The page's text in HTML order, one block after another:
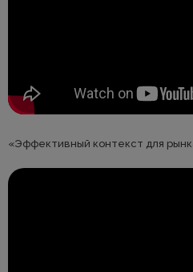
«Эффективный контекст для